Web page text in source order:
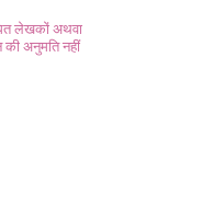
लेखकों अथवा
अनुमति नहीं